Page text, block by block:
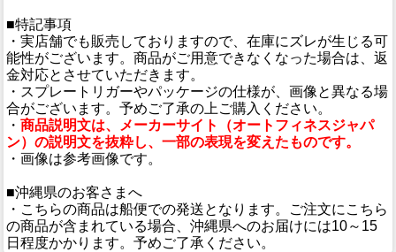
■特記事項
・実店舗でも販売しておりますので、在庫にズレが生じる可
能性がございます。商品がご用意できなくなった場合は、返
金対応とさせていただきます。
・スプレートリガーやパッケージの仕様が、画像と異なる場
合がございます。予めご了承の上ご購入ください。
・ 商品説明文は、メーカーサイト（オートフィネスジャパ
ン）の説明文を抜粋し、一部の表現を変えたものです。
・画像は参考画像です。
■沖縄県のお客さまへ
・こちらの商品は船便での発送となります。ご注文にこちら
の商品が含まれている場合、沖縄県へのお届けには10～15
日程度かかります。予めご了承ください。